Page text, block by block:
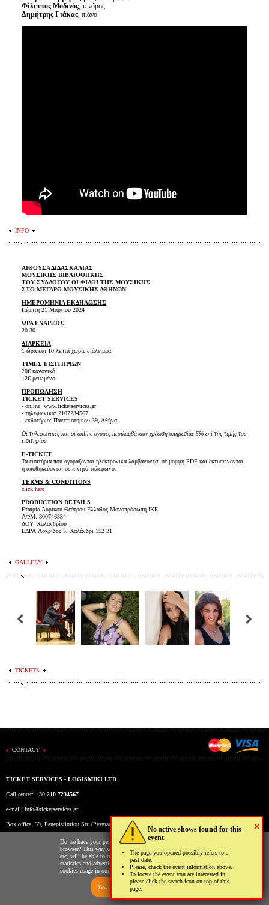
×
No active shows found for this
event
The page you opened possibly refers to a
past date.
Please, check the event information above.
To locate the event you are interested in,
please click the search icon on top of this
page.
Φίλιππος Μοδινός, τενόρος
Δημήτρης Γιάκας, πιάνο
INFO
ΑΙΘΟΥΣΑ ΔΙΔΑΣΚΑΛΙΑΣ
ΜΟΥΣΙΚΗΣ ΒΙΒΛΙΟΘΗΚΗΣ
ΤΟΥ ΣΥΛΛΟΓΟΥ ΟΙ ΦΙΛΟΙ ΤΗΣ ΜΟΥΣΙΚΗΣ
ΣΤΟ ΜΕΓΑΡΟ ΜΟΥΣΙΚΗΣ ΑΘΗΝΩΝ
ΗΜΕΡΟΜΗΝΙΑ ΕΚΔΗΛΩΣΗΣ
Πέμπτη 21 Μαρτίου 2024
ΩΡΑ ΕΝΑΡΞΗΣ
20.30
ΔΙΑΡΚΕΙΑ
1 ώρα και 10 λεπτά χωρίς διάλειμμα
ΤΙΜΕΣ ΕΙΣΙΤΗΡΙΩΝ
20€ κανονικό
12€ μειωμένο
ΠΡΟΠΩΛΗΣΗ
TICKET SERVICES
- online: www.ticketservices.gr
- τηλεφωνικά: 2107234567
- εκδοτήριο: Πανεπιστημίου 39, Αθήνα
Οι τηλεφωνικές και οι online αγορές περιλαμβάνουν χρέωση υπηρεσίας 5% επί της τιμής του
εισιτηρίου
E-TICKET
Τα εισιτήρια που αγοράζονται ηλεκτρονικά λαμβάνονται σε μορφή PDF και εκτυπώνονται
ή αποθηκεύονται σε κινητό τηλέφωνο.
TERMS & CONDITIONS
click here
PRODUCTION DETAILS
Εταιρία Λυρικού Θεάτρου Ελλάδος Μονοπρόσωπη ΙΚΕ
ΑΦΜ: 800746334
ΔΟΥ: Χαλανδρίου
ΕΔΡΑ:Λοκρίδος 5, Χαλάνδρι 152 31
GALLERY
TICKETS
CONTACT
TICKET SERVICES - LOGISMIKI LTD
Call center: +30 210 7234567
e-mail: info@ticketservices.gr
Box office: 39, Panepistimiou Str. (Pesmazoglou Arc), Athens, Greece
Working hours: Mon-Fri: 9am-5pmDo we have your permission to store cookies to your
browser? This way we and third parties (Google, Facebook
etc) will be able to track your usage of our website for
statistics and advertising reasons. You may read more on the
cookies usage in our website clickinghere.
Yes, I allow